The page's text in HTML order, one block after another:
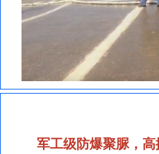
军工级防爆聚脲，